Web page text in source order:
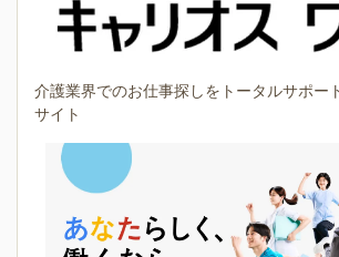
介護業界でのお仕事探しをトータルサポー
サイト